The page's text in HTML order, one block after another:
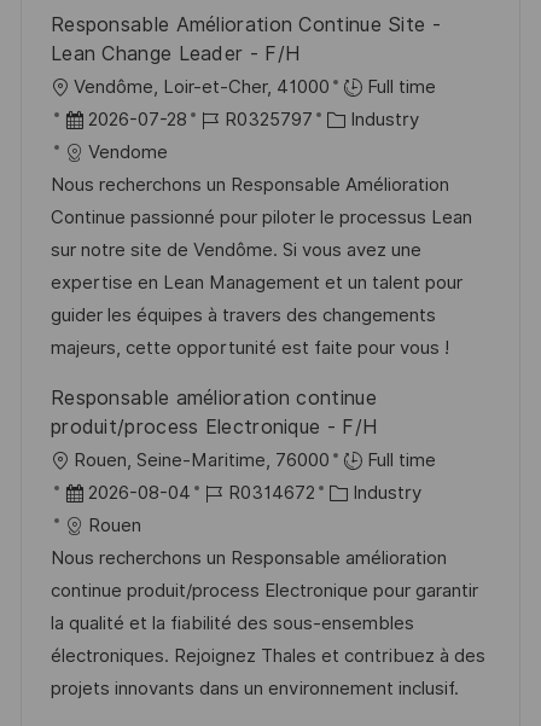
u
n
g
e
f
f
h
u
n
g
Responsable Amélioration Continue Site -
Lean Change Leader - F/H
O
r
t
Vendôme, Loir-et-Cher, 41000
Full time
D
a
t
u
m
d
e
r
e
f
f
2026-07-28
J
b
-
I
D
R0325797
K
t
e
g
o
r
i
Industry
Vendome
Nous recherchons un Responsable Amélioration
Continue passionné pour piloter le processus Lean
sur notre site de Vendôme. Si vous avez une
expertise en Lean Management et un talent pour
guider les équipes à travers des changements
majeurs, cette opportunité est faite pour vous !
Responsable amélioration continue
produit/process Electronique - F/H
O
r
t
Rouen, Seine-Maritime, 76000
Full time
D
a
t
u
m
d
e
2026-08-04
J
b
-
I
D
R0314672
K
t
e
g
o
r
Industry
Rouen
Nous recherchons un Responsable amélioration
continue produit/process Electronique pour garantir
la qualité et la fiabilité des sous-ensembles
électroniques. Rejoignez Thales et contribuez à des
projets innovants dans un environnement inclusif.